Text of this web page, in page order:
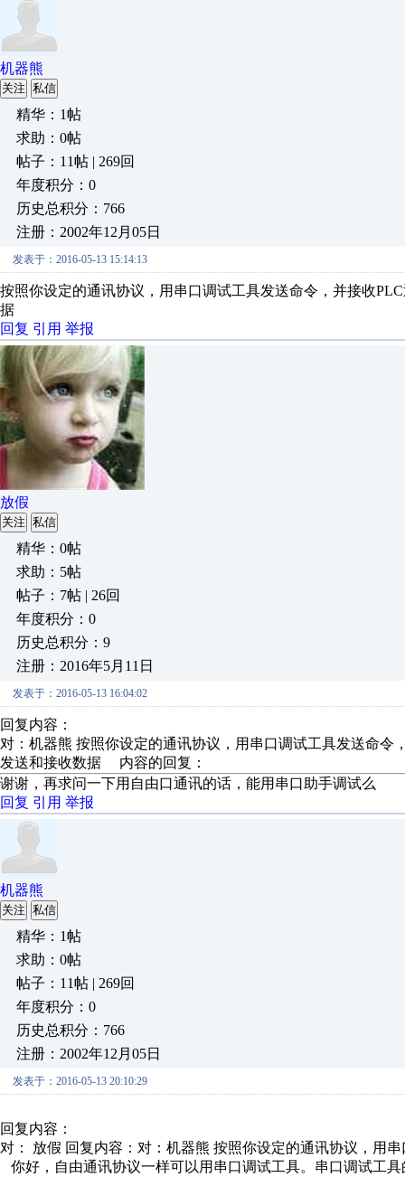
机器熊
关注 私信
精华：1帖
求助：0帖
帖子：11帖 | 269回
年度积分：0
历史总积分：766
注册：2002年12月05日
发表于：2016-05-13 15:14:13
按照你设定的通讯协议，用串口调试工具发送命令，并接收
据
回复 引用 举报
放假
关注 私信
精华：0帖
求助：5帖
帖子：7帖 | 26回
年度积分：0
历史总积分：9
注册：2016年5月11日
发表于：2016-05-13 16:04:02
回复内容：
对：机器熊 按照你设定的通讯协议，用串口调试工具发送命
发送和接收数据 内容的回复：
谢谢，再求问一下用自由口通讯的话，能用串口助手调试么
回复 引用 举报
机器熊
关注 私信
精华：1帖
求助：0帖
帖子：11帖 | 269回
年度积分：0
历史总积分：766
注册：2002年12月05日
发表于：2016-05-13 20:10:29
回复内容：
对： 放假 回复内容：对：机器熊 按照你设定的通讯协议，用
你好，自由通讯协议一样可以用串口调试工具。串口调试工